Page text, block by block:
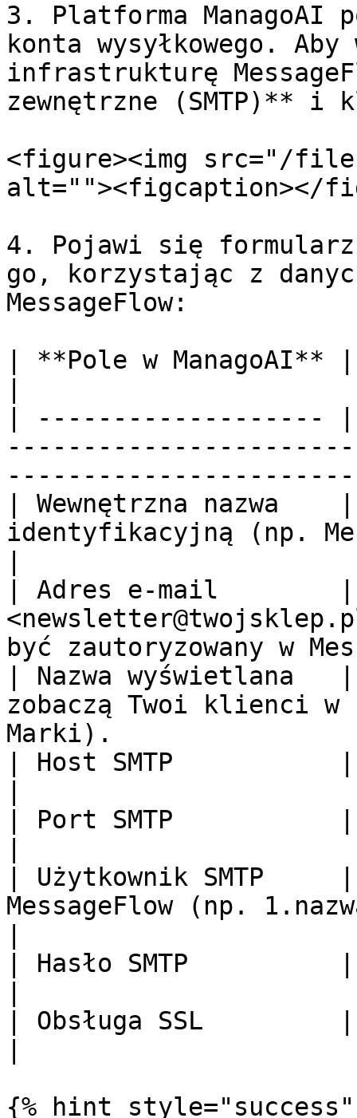
3. Platforma ManagoAI
konta wysyłkowego.
infrastrukturę
zewnętrzne
<figure><img src="/files/
alt=""><figcaption></
4. Pojawi się
go, korzystając z
MessageFlow:
| **Pole w ManagoAI**
| -------------------
| Wewnętrzna nazwa
identyfikacyjną (np.
| Adres e-mail        |
być zautoryzowany w
| Nazwa wyświetlana
zobaczą Twoi klienci w
Marki).
| Host SMTP           |
| Port SMTP           |
| Użytkownik SMTP
MessageFlow (np.
| Hasło SMTP          |
| Obsługa SSL
{% hint style="success"